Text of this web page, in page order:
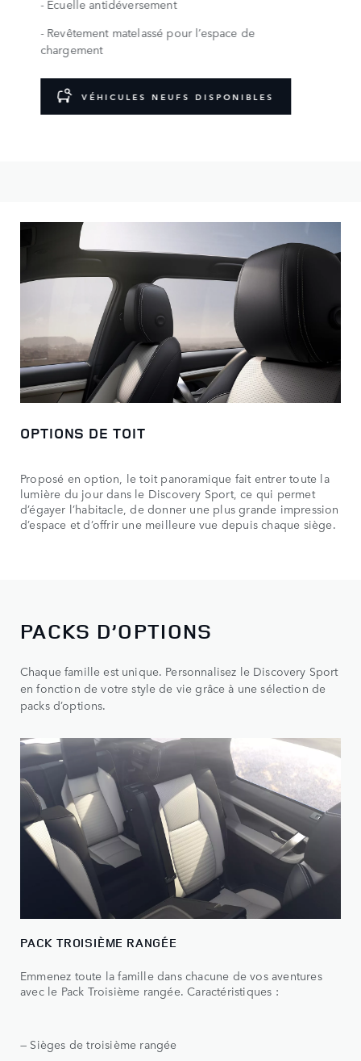
- Écuelle antidéversement
- Revêtement matelassé pour l’espace de
chargement
VÉHICULES NEUFS DISPONIBLES
Personnalisez votre Discovery Sport grâce aux nombreuses
gammes de roues, de couleurs de peinture et d’options de
toit à votre disposition.
OPTIONS DE TOIT
Proposé en option, le toit panoramique fait entrer toute la
lumière du jour dans le Discovery Sport, ce qui permet
d’égayer l’habitacle, de donner une plus grande impression
d’espace et d’offrir une meilleure vue depuis chaque siège.
PACKS D’OPTIONS
Chaque famille est unique. Personnalisez le Discovery Sport
en fonction de votre style de vie grâce à une sélection de
packs d’options.
PACK TROISIÈME RANGÉE
Emmenez toute la famille dans chacune de vos aventures
avec le Pack Troisième rangée. Caractéristiques :
— Sièges de troisième rangée